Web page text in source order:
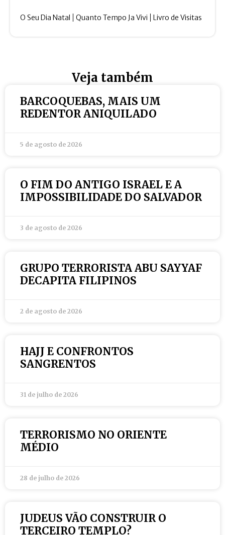
O Seu Dia Natal Quanto Tempo Ja Vivi Livro de Visitas
Veja também
BARCOQUEBAS, MAIS UM
REDENTOR ANIQUILADO
5 de agosto de 2026
O FIM DO ANTIGO ISRAEL E A
IMPOSSIBILIDADE DO SALVADOR
3 de agosto de 2026
GRUPO TERRORISTA ABU SAYYAF
DECAPITA FILIPINOS
2 de agosto de 2026
HAJJ E CONFRONTOS
SANGRENTOS
31 de julho de 2026
TERRORISMO NO ORIENTE
MÉDIO
28 de julho de 2026
JUDEUS VÃO CONSTRUIR O
TERCEIRO TEMPLO?